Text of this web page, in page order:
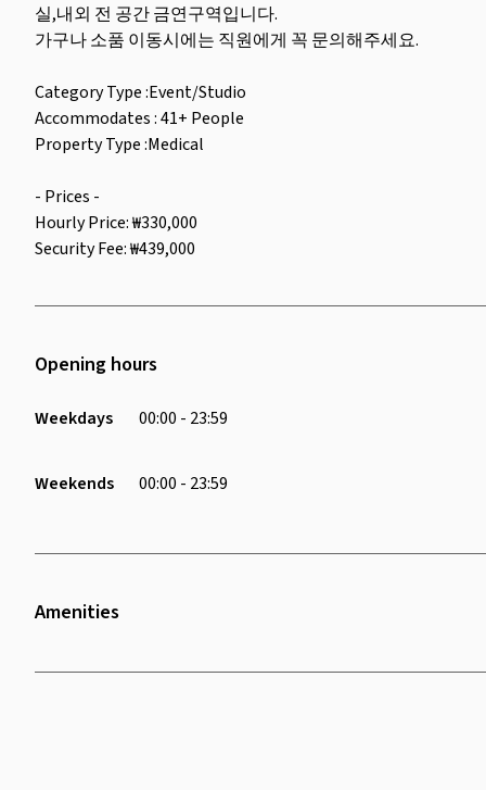
실,내외 전 공간 금연구역입니다.
가구나 소품 이동시에는 직원에게 꼭 문의해주세요.
Category Type :Event/Studio
Accommodates : 41+ People
Property Type :Medical
- Prices -
Hourly Price: ₩330,000
Security Fee: ₩439,000
Opening hours
Weekdays 00:00 - 23:59
Weekends 00:00 - 23:59
Amenities
Wifi Air Conditioning